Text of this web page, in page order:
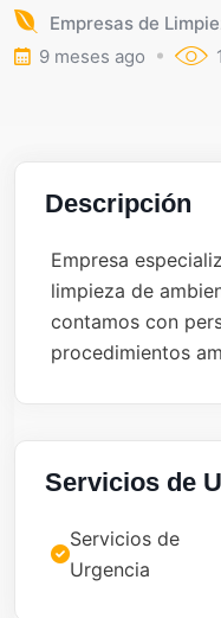
Empresas de
9 meses ago
Descripción
Empresa
limpieza de
contamos con
procedimientos
Servicios de
Servicios de
Urgencia